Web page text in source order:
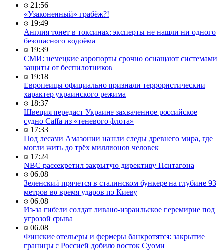
21:56
«Узаконенный» грабёж?!
19:49
Англия тонет в токсинах: эксперты не нашли ни одного
безопасного водоёма
19:39
СМИ: немецкие аэропорты срочно оснащают системами
защиты от беспилотников
19:18
Европейцы официально признали террористический
характер украинского режима
18:37
Швеция передаст Украине захваченное российское
судно Caffa из «теневого флота»
17:33
Под лесами Амазонии нашли следы древнего мира, где
могли жить до трёх миллионов человек
17:24
NBC рассекретил закрытую директиву Пентагона
06.08
Зеленский прячется в сталинском бункере на глубине 93
метров во время ударов по Киеву
06.08
Из-за гибели солдат ливано-израильское перемирие под
угрозой срыва
06.08
Финские отельеры и фермеры банкротятся: закрытие
границы с Россией добило восток Суоми